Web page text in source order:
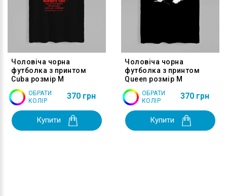
Чоловіча чорна
футболка з принтом
Cuba розмір M
ОБРАТИ
КОЛІР
370 грн
Купити
Чоловіча чорна
футболка з принтом
Queen розмір M
ОБРАТИ
КОЛІР
370 грн
Купити